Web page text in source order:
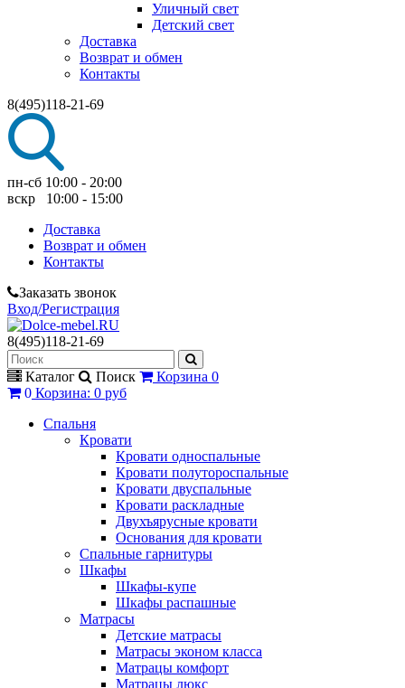
Уличный свет
Детский свет
Доставка
Возврат и обмен
Контакты
8(495)118-21-69
пн-сб 10:00 - 20:00
вскр 10:00 - 15:00
Доставка
Возврат и обмен
Контакты
Заказать звонок
Вход/Регистрация
8(495)118-21-69
Каталог Поиск Корзина 0
0 Корзина: 0 руб
Спальня
Кровати
Кровати односпальные
Кровати полутороспальные
Кровати двуспальные
Кровати раскладные
Двухъярусные кровати
Основания для кровати
Спальные гарнитуры
Шкафы
Шкафы-купе
Шкафы распашные
Матрасы
Детские матрасы
Матрасы эконом класса
Матрацы комфорт
Матрацы люкс